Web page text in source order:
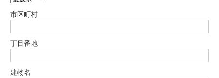
市区町村
丁目番地
建物名